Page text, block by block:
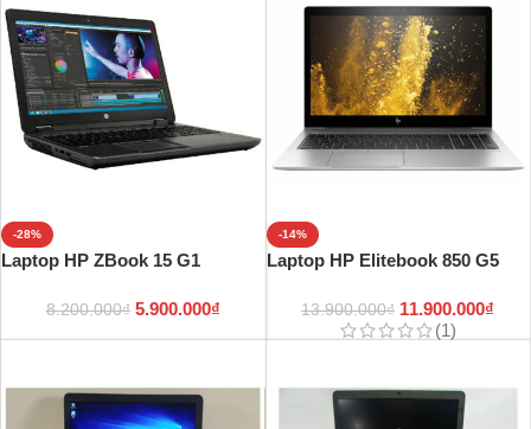
-28%
Laptop HP ZBook 15 G1
8.200.000₫ 5.900.000₫
-14%
Laptop HP Elitebook 850 G5
13.900.000₫ 11.900.000₫
(1)